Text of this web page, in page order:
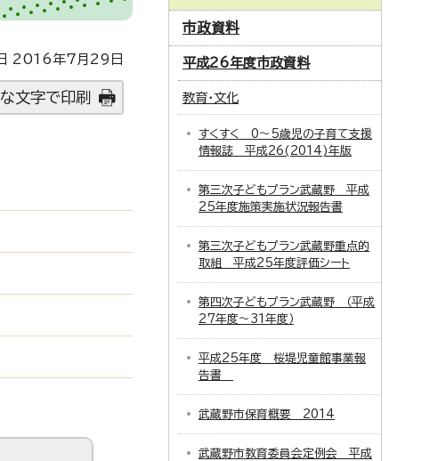
2016年7月29日
文字で印刷
市政資料
平成26年度市政資料
教育・文化
すくすく 0～5歳児の子育て支援
情報誌 平成26(2014)年版
第三次子どもプラン武蔵野 平成
25年度施策実施状況報告書
第三次子どもプラン武蔵野重点的
取組 平成25年度評価シート
第四次子どもプラン武蔵野 （平成
27年度～31年度）
平成25年度 桜堤児童館事業報
告書
武蔵野市保育概要 2014
武蔵野市教育委員会定例会 平成